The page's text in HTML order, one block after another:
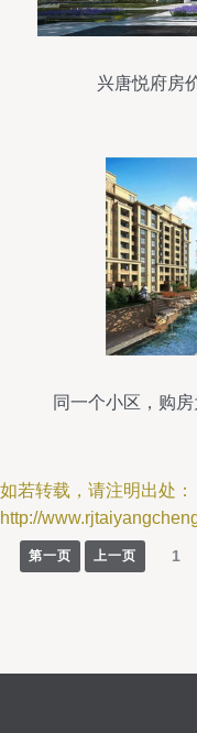
兴唐悦府房
同一个小区，购
如若转载，请注明出处：
http://
第一页 上一页 1